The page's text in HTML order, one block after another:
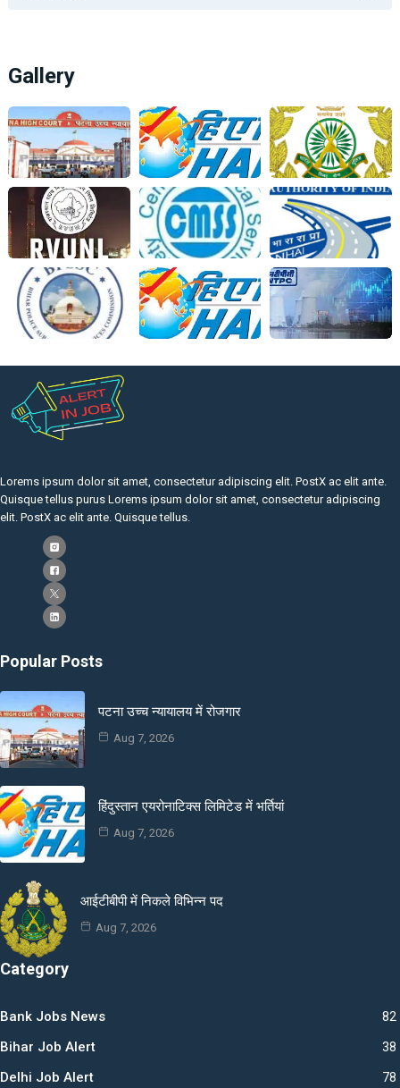
Gallery
Lorems ipsum dolor sit amet, consectetur adipiscing elit. PostX ac elit ante.
Quisque tellus purus Lorems ipsum dolor sit amet, consectetur adipiscing
elit. PostX ac elit ante. Quisque tellus.
Popular Posts
पटना उच्च न्यायालय में रोजगार
Aug 7, 2026
हिंदुस्तान एयरोनाटिक्स लिमिटेड में भर्तियां
Aug 7, 2026
आईटीबीपी में निकले विभिन्न पद
Aug 7, 2026
Category
Bank Jobs News 82
Bihar Job Alert 38
Delhi Job Alert 78